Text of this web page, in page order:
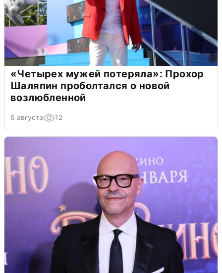
«Четырех мужей потеряла»: Прохор
Шаляпин проболтался о новой
возлюбленной
6 августа 12